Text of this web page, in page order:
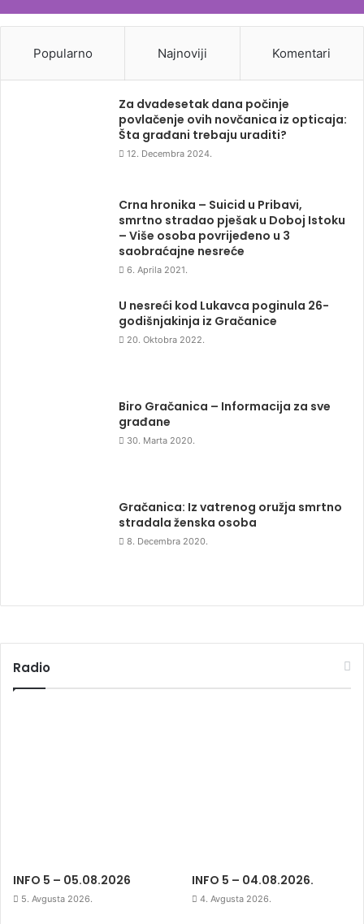
Popularno Najnoviji Komentari
Za dvadesetak dana počinje
povlačenje ovih novčanica iz opticaja:
Šta građani trebaju uraditi?
12. Decembra 2024.
Crna hronika – Suicid u Pribavi,
smrtno stradao pješak u Doboj Istoku
– Više osoba povrijeđeno u 3
saobraćajne nesreće
6. Aprila 2021.
U nesreći kod Lukavca poginula 26-
godišnjakinja iz Gračanice
20. Oktobra 2022.
Biro Gračanica – Informacija za sve
građane
30. Marta 2020.
Gračanica: Iz vatrenog oružja smrtno
stradala ženska osoba
8. Decembra 2020.
Radio
INFO 5 – 05.08.2026
5. Avgusta 2026.
INFO 5 – 04.08.2026.
4. Avgusta 2026.